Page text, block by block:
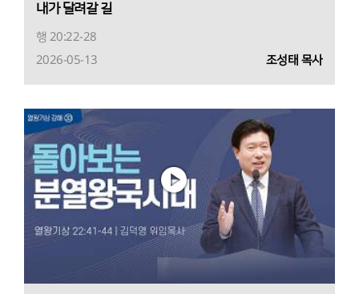
내가 달려갈 길
행 20:22-28
2026-05-13
조성태 목사